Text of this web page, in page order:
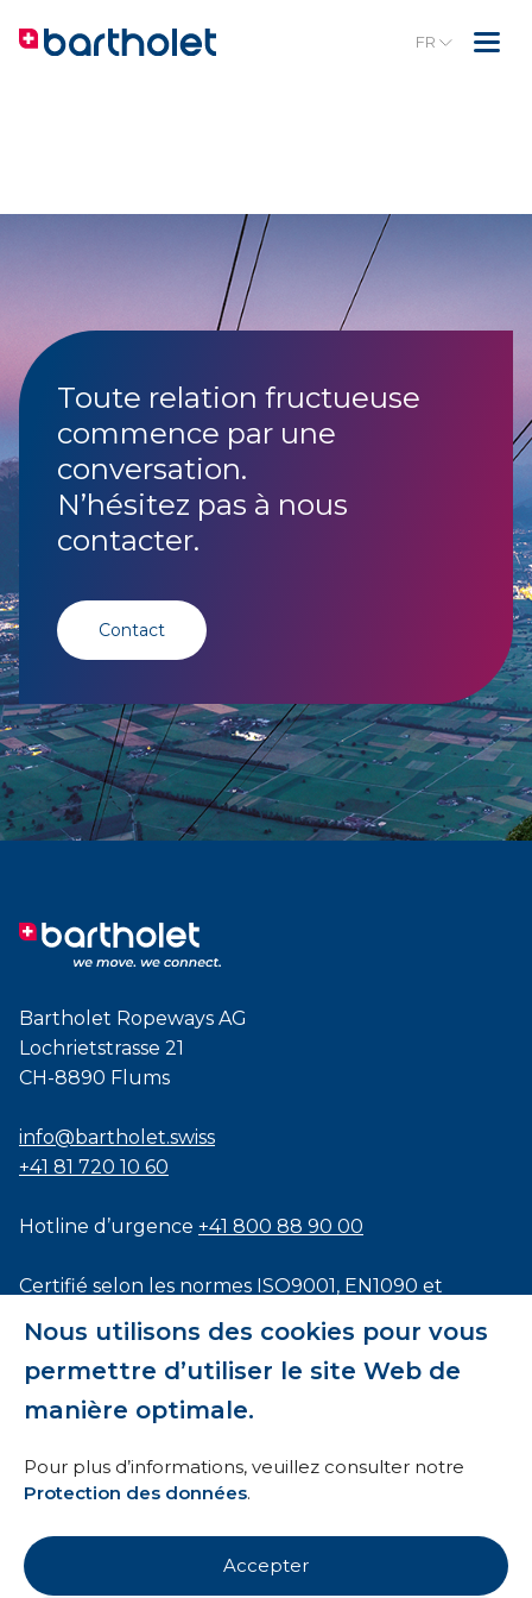
Nous utilisons des cookies pour vous
permettre d’utiliser le site Web de
manière optimale.
Pour plus d’informations, veuillez consulter notre
Protection des données.
Accepter
FR
Toute relation fructueuse
commence par une
conversation.
N’hésitez pas à nous
contacter.
Contact
Bartholet Ropeways AG
Lochrietstrasse 21
CH-8890 Flums
info@bartholet.swiss
+41 81 720 10 60
Hotline d’urgence +41 800 88 90 00
Certifié selon les normes ISO9001, EN1090 et
Conditions générales
Mentions légales